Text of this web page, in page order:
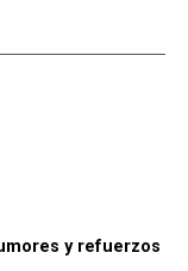
y refuerzos